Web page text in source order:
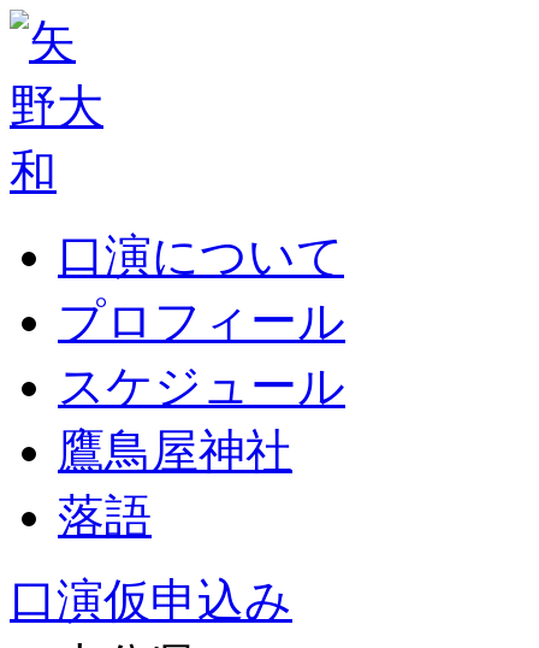
口演について
プロフィール
スケジュール
鷹鳥屋神社
落語
口演仮申込み